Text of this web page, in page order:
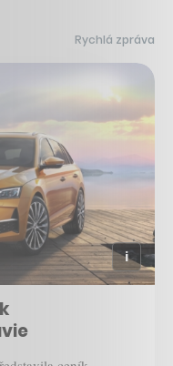
Rychlá zpráva